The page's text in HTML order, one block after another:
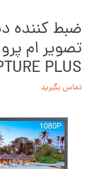
ضبط کننده
PLUS
تماس بگیرید